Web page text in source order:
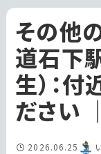
その他
道石下
生）：
ださい
2026.06.25